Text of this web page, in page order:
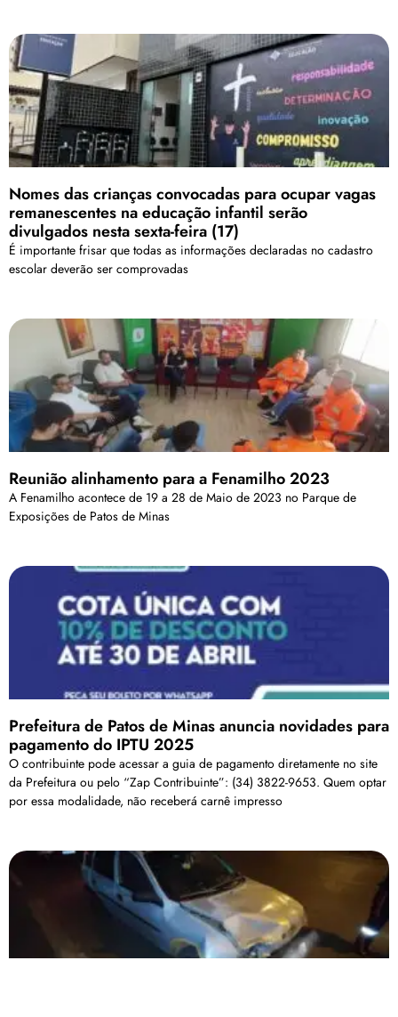
Nomes das crianças convocadas para ocupar vagas
remanescentes na educação infantil serão
divulgados nesta sexta-feira (17)
É importante frisar que todas as informações declaradas no cadastro
escolar deverão ser comprovadas
Reunião alinhamento para a Fenamilho 2023
A Fenamilho acontece de 19 a 28 de Maio de 2023 no Parque de
Exposições de Patos de Minas
Prefeitura de Patos de Minas anuncia novidades para
pagamento do IPTU 2025
O contribuinte pode acessar a guia de pagamento diretamente no site
da Prefeitura ou pelo “Zap Contribuinte”: (34) 3822-9653. Quem optar
por essa modalidade, não receberá carnê impresso